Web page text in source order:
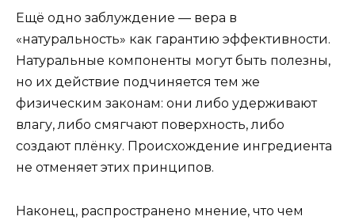
Ещё одно заблуждение — вера в
«натуральность» как гарантию эффективности.
Натуральные компоненты могут быть полезны,
но их действие подчиняется тем же
физическим законам: они либо удерживают
влагу, либо смягчают поверхность, либо
создают плёнку. Происхождение ингредиента
не отменяет этих принципов.
Наконец, распространено мнение, что чем